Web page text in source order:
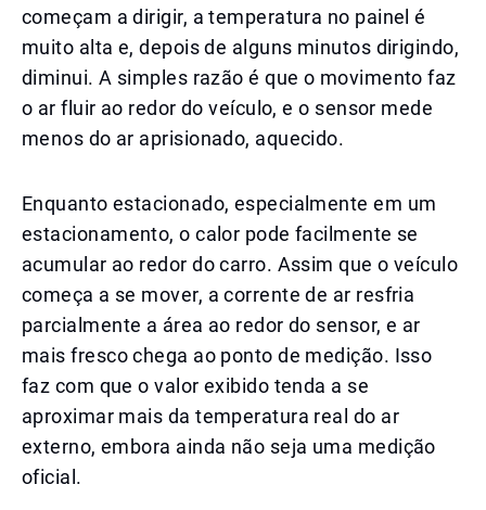
começam a dirigir, a temperatura no painel é
muito alta e, depois de alguns minutos dirigindo,
diminui. A simples razão é que o movimento faz
o ar fluir ao redor do veículo, e o sensor mede
menos do ar aprisionado, aquecido.
Enquanto estacionado, especialmente em um
estacionamento, o calor pode facilmente se
acumular ao redor do carro. Assim que o veículo
começa a se mover, a corrente de ar resfria
parcialmente a área ao redor do sensor, e ar
mais fresco chega ao ponto de medição. Isso
faz com que o valor exibido tenda a se
aproximar mais da temperatura real do ar
externo, embora ainda não seja uma medição
oficial.